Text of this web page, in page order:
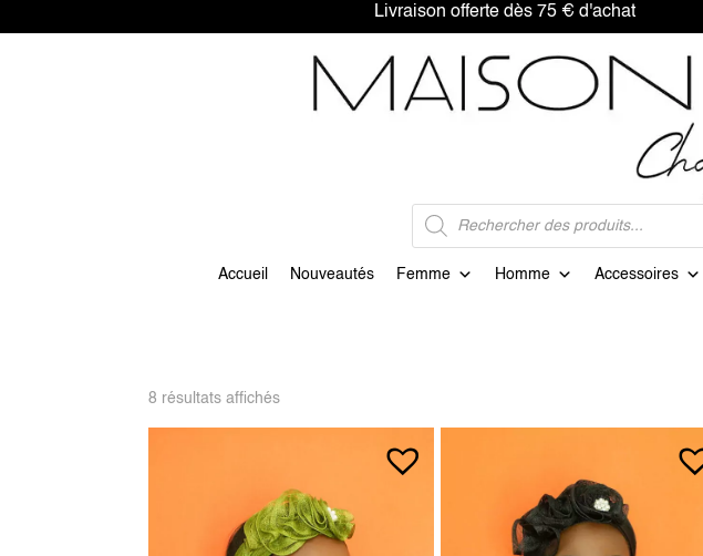
Livraison offerte dès 75 €
de
produits
Accueil Nouveautés Femme Homme Accessoires
8 résultats affichés